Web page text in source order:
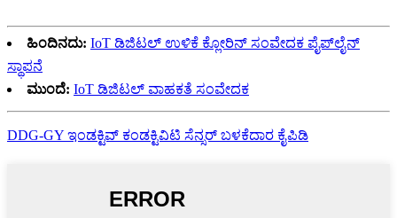
ಹಿಂದಿನದು: IoT ಡಿಜಿಟಲ್ ಉಳಿಕೆ ಕ್ಲೋರಿನ್ ಸಂವೇದಕ ಪೈಪ್‌ಲೈನ್
ಸ್ಥಾಪನೆ
ಮುಂದೆ: IoT ಡಿಜಿಟಲ್ ವಾಹಕತೆ ಸಂವೇದಕ
DDG-GY ಇಂಡಕ್ಟಿವ್ ಕಂಡಕ್ಟಿವಿಟಿ ಸೆನ್ಸರ್ ಬಳಕೆದಾರ ಕೈಪಿಡಿ